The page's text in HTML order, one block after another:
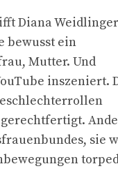
Diana Weidlinger
bewusst ein
Mutter. Und
inszeniert.
sie